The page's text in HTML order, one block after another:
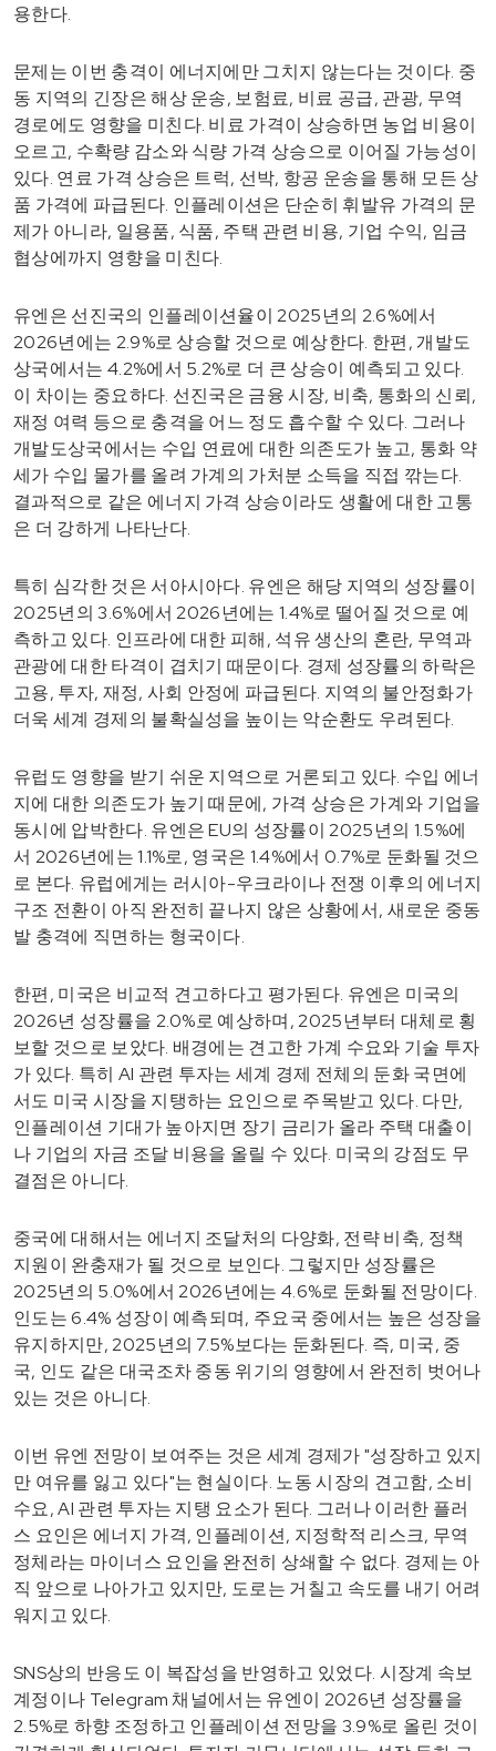
용한다.
문제는 이번 충격이 에너지에만 그치지 않는다는 것이다. 중
동 지역의 긴장은 해상 운송, 보험료, 비료 공급, 관광, 무역
경로에도 영향을 미친다. 비료 가격이 상승하면 농업 비용이
오르고, 수확량 감소와 식량 가격 상승으로 이어질 가능성이
있다. 연료 가격 상승은 트럭, 선박, 항공 운송을 통해 모든 상
품 가격에 파급된다. 인플레이션은 단순히 휘발유 가격의 문
제가 아니라, 일용품, 식품, 주택 관련 비용, 기업 수익, 임금
협상에까지 영향을 미친다.
유엔은 선진국의 인플레이션율이 2025년의 2.6%에서
2026년에는 2.9%로 상승할 것으로 예상한다. 한편, 개발도
상국에서는 4.2%에서 5.2%로 더 큰 상승이 예측되고 있다.
이 차이는 중요하다. 선진국은 금융 시장, 비축, 통화의 신뢰,
재정 여력 등으로 충격을 어느 정도 흡수할 수 있다. 그러나
개발도상국에서는 수입 연료에 대한 의존도가 높고, 통화 약
세가 수입 물가를 올려 가계의 가처분 소득을 직접 깎는다.
결과적으로 같은 에너지 가격 상승이라도 생활에 대한 고통
은 더 강하게 나타난다.
특히 심각한 것은 서아시아다. 유엔은 해당 지역의 성장률이
2025년의 3.6%에서 2026년에는 1.4%로 떨어질 것으로 예
측하고 있다. 인프라에 대한 피해, 석유 생산의 혼란, 무역과
관광에 대한 타격이 겹치기 때문이다. 경제 성장률의 하락은
고용, 투자, 재정, 사회 안정에 파급된다. 지역의 불안정화가
더욱 세계 경제의 불확실성을 높이는 악순환도 우려된다.
유럽도 영향을 받기 쉬운 지역으로 거론되고 있다. 수입 에너
지에 대한 의존도가 높기 때문에, 가격 상승은 가계와 기업을
동시에 압박한다. 유엔은 EU의 성장률이 2025년의 1.5%에
서 2026년에는 1.1%로, 영국은 1.4%에서 0.7%로 둔화될 것으
로 본다. 유럽에게는 러시아-우크라이나 전쟁 이후의 에너지
구조 전환이 아직 완전히 끝나지 않은 상황에서, 새로운 중동
발 충격에 직면하는 형국이다.
한편, 미국은 비교적 견고하다고 평가된다. 유엔은 미국의
2026년 성장률을 2.0%로 예상하며, 2025년부터 대체로 횡
보할 것으로 보았다. 배경에는 견고한 가계 수요와 기술 투자
가 있다. 특히 AI 관련 투자는 세계 경제 전체의 둔화 국면에
서도 미국 시장을 지탱하는 요인으로 주목받고 있다. 다만,
인플레이션 기대가 높아지면 장기 금리가 올라 주택 대출이
나 기업의 자금 조달 비용을 올릴 수 있다. 미국의 강점도 무
결점은 아니다.
중국에 대해서는 에너지 조달처의 다양화, 전략 비축, 정책
지원이 완충재가 될 것으로 보인다. 그렇지만 성장률은
2025년의 5.0%에서 2026년에는 4.6%로 둔화될 전망이다.
인도는 6.4% 성장이 예측되며, 주요국 중에서는 높은 성장을
유지하지만, 2025년의 7.5%보다는 둔화된다. 즉, 미국, 중
국, 인도 같은 대국조차 중동 위기의 영향에서 완전히 벗어나
있는 것은 아니다.
이번 유엔 전망이 보여주는 것은 세계 경제가 "성장하고 있지
만 여유를 잃고 있다"는 현실이다. 노동 시장의 견고함, 소비
수요, AI 관련 투자는 지탱 요소가 된다. 그러나 이러한 플러
스 요인은 에너지 가격, 인플레이션, 지정학적 리스크, 무역
정체라는 마이너스 요인을 완전히 상쇄할 수 없다. 경제는 아
직 앞으로 나아가고 있지만, 도로는 거칠고 속도를 내기 어려
워지고 있다.
SNS상의 반응도 이 복잡성을 반영하고 있었다. 시장계 속보
계정이나 Telegram 채널에서는 유엔이 2026년 성장률을
2.5%로 하향 조정하고 인플레이션 전망을 3.9%로 올린 것이